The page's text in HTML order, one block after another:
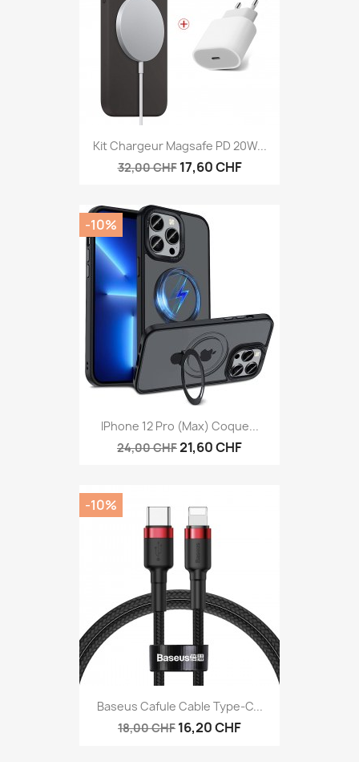
Kit Chargeur Magsafe PD 20W...
32,00 CHF 17,60 CHF
IPhone 12 Pro (Max) Coque...
24,00 CHF21,60 CHF
-10%
Baseus Cafule Cable Type-C...
18,00 CHF 16,20 CHF
-10%